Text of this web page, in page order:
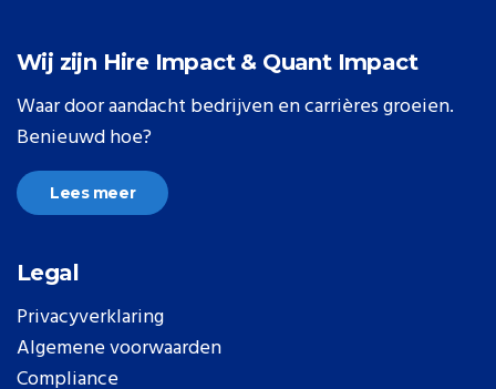
Wij zijn Hire Impact & Quant Impact
Waar door aandacht bedrijven en carrières groeien.
Benieuwd hoe?
Lees meer
Legal
Privacyverklaring
Algemene voorwaarden
Compliance